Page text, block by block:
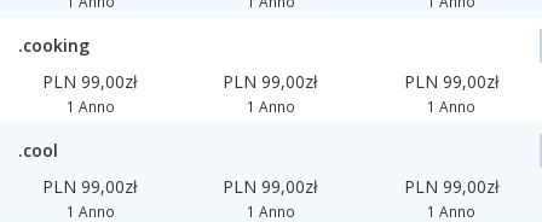
.cooking
PLN 99,00zł
1 Anno
PLN 99,00zł
1 Anno
PLN 99,00zł
1 Anno
.cool
PLN 99,00zł
1 Anno
PLN 99,00zł
1 Anno
PLN 99,00zł
1 Anno